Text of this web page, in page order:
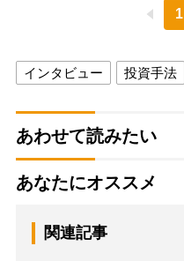
1
インタビュー 投資手法
あわせて読みたい
あなたにオススメ
関連記事